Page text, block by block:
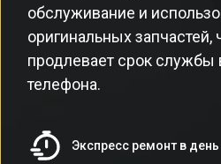
обслуживание и
оригинальных запчастей,
продлевает срок службы
телефона.
Экспресс ремонт в